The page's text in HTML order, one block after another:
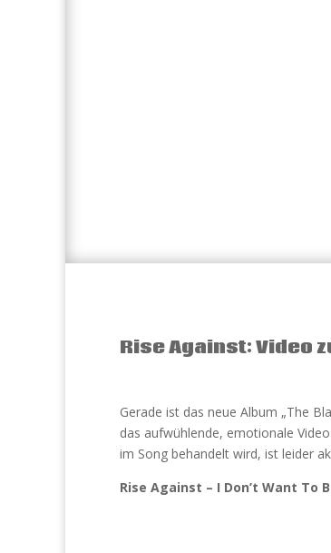
Rise Against: Video
Gerade ist das neue Album „The
das aufwühlende, emotionale
im Song behandelt wird, ist leider
Rise Against – I Don’t Want To